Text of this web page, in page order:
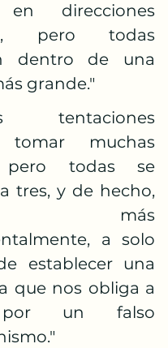
direcciones
pero todas
dentro de una
grande."
tentaciones
tomar muchas
pero todas se
tres, y de hecho,
más
a solo
establecer una
que nos obliga a
un falso